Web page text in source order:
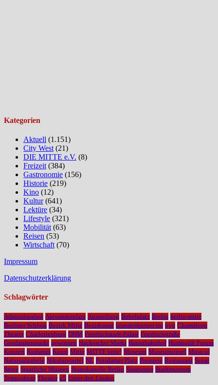
Kategorien
Aktuell (1.151)
City West (21)
DIE MITTE e.V. (8)
Freizeit (384)
Gastronomie (156)
Historie (219)
Kino (12)
Kultur(641)
Lektüre (34)
Lifestyle (321)
Mobilität (63)
Reisen (53)
Wirtschaft (70)
Impressum
Datenschutzerklärung
Schlagwörter
Admiralspalast Alexanderplatz Ausstellung Bebelplatz Berlin berlin-mitte
Berliner Schloss Bezirk Mitte Bezirksamt brandenburger tor bvg Chamäleon
Theater Charlottenburg DHM Friedrichstadt-Palast Friedrichstraße
Gendarmenmarkt gewinnen Hackescher Markt Hauptbahnhof Humboldt Forum
Konzert Kudamm Kunst Mitte MITTE bitte! Museum Museumsinsel Musical
Nationalgalerie Nikolaiviertel NL Potsdamer Platz Premiere Restaurant Senat
Spree Staatliche Museen Staatskapelle Berlin Staatsoper Stadtmuseum
Tempodrom Theater u5 Unter den Linden